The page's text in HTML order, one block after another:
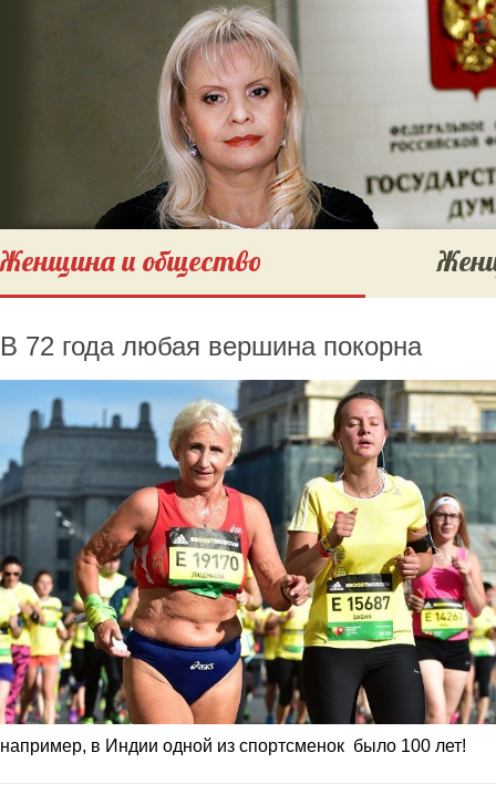
Женщина и общество
В 72 года любая вершина покорна
например, в Индии одной из спортсменок было 100 лет!